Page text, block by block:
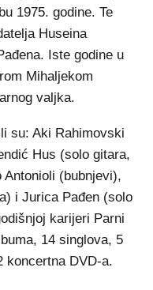
1975. godine. Te
Huseina
Iste godine u
Mihaljekom
valjka.
su: Aki Rahimovski
Hus (solo gitara,
(bubnjevi),
i Jurica Pađen (solo
karijeri Parni
14 singlova, 5
koncertna DVD-a.